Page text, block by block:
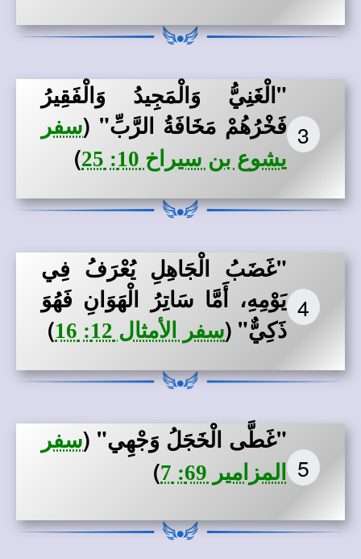
3
"الْغَنِيُّ وَالْمَجِيدُ وَالْفَقِيرُ
فَخْرُهُمْ مَخَافَةُ الرَّبِّ" (سفر
يشوع بن سيراخ 10: 25
)
4
"غَضَبُ الْجَاهِلِ يُعْرَفُ فِي
يَوْمِهِ، أَمَّا سَاتِرُ الْهَوَانِ فَهُوَ
ذَكِيٌّ" (سفر الأمثال 12: 16 )
5
"غَطَّى الْخَجَلُ وَجْهِي" (سفر
المزامير 69: 7
)